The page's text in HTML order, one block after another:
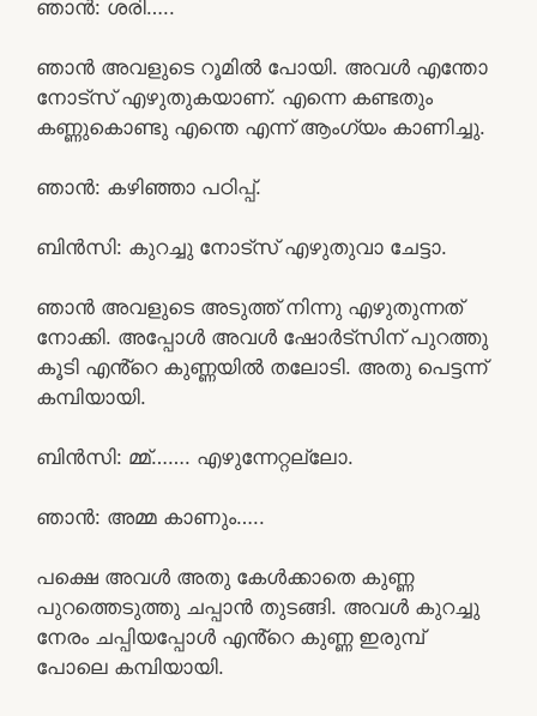
ഞാൻ: ശരി…..
ഞാൻ അവളുടെ റൂമിൽ പോയി. അവൾ എന്തോ
നോട്സ് എഴുതുകയാണ്. എന്നെ കണ്ടതും
കണ്ണുകൊണ്ടു എന്തെ എന്ന് ആംഗ്യം കാണിച്ചു.
ഞാൻ: കഴിഞ്ഞാ പഠിപ്പ്.
ബിൻസി: കുറച്ചു നോട്സ് എഴുതുവാ ചേട്ടാ.
ഞാൻ അവളുടെ അടുത്ത് നിന്നു എഴുതുന്നത്
നോക്കി. അപ്പോൾ അവൾ ഷോർട്സിന് പുറത്തു
കൂടി എൻ്റെ കുണ്ണയിൽ തലോടി. അതു പെട്ടന്ന്
കമ്പിയായി.
ബിൻസി: മ്മ്……. എഴുന്നേറ്റല്ലോ.
ഞാൻ: അമ്മ കാണും…..
പക്ഷെ അവൾ അതു കേൾക്കാതെ കുണ്ണ
പുറത്തെടുത്തു ചപ്പാൻ തുടങ്ങി. അവൾ കുറച്ചു
നേരം ചപ്പിയപ്പോൾ എൻ്റെ കുണ്ണ ഇരുമ്പ്
പോലെ കമ്പിയായി.